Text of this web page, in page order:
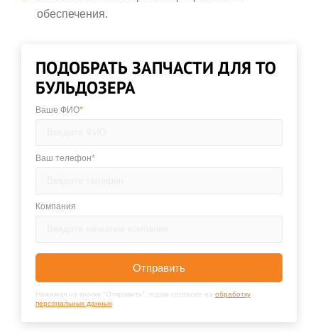
обеспечения.
ПОДОБРАТЬ ЗАПЧАСТИ ДЛЯ ТО
БУЛЬДОЗЕРА
Ваше ФИО*
Ваш телефон*
Компания
Нажимая на кнопку "Отправить", я даю согласие на обработку
персональных данных
Отправить